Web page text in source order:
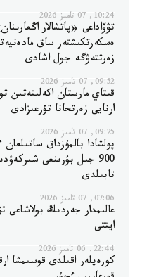
10:24, 07 تامىز 2026
تۋۆاداعى «پاتشالار
ەسكەرتكىشتەر ساق
زەرتتەۋگە جول اشادى
09:52, 07 تامىز 2026
قىتاي مارستان اكەلىنەتىن
ارنايى زەرتحانا تۇرعىزادى
09:25, 07 تامىز 2026
پولشادا بالمۇزداق ساتىلعان
900 جىل بۇرىنعى
تابىلدى
07:06, 07 تامىز 2026
عالىمدار جەردىڭ بولاشاعى
ايتتى
22:44, 06 تامىز 2026
كورەيلەر اقىلدى قوسىمشا